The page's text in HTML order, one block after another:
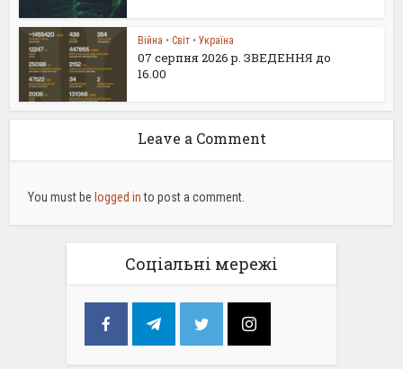
Війна • Світ • Україна
07 серпня 2026 р. ЗВЕДЕННЯ до
16.00
Leave a Comment
You must be logged into post a comment.
Соціальні мережі